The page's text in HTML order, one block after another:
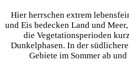
Hier herrschen extrem
und Eis bedecken Land und
die Vegetationsperioden
Dunkelphasen. In der
Gebiete im Sommer ab